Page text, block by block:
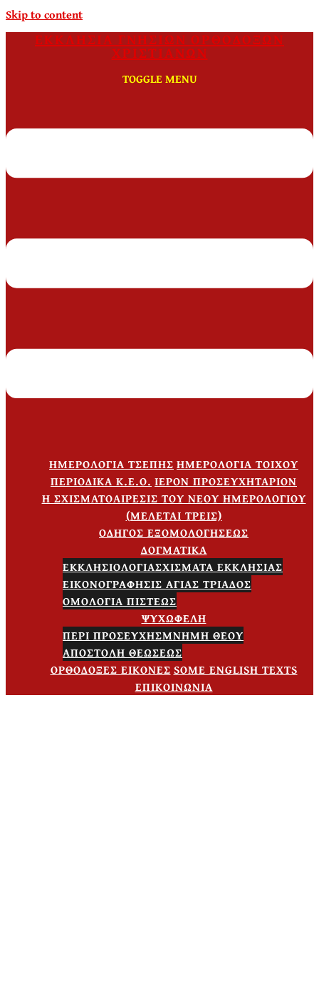
Skip to content
ΕΚΚΛΗΣΙΑ ΓΝΗΣΙΩΝ ΟΡΘΟΔΟΞΩΝ
ΧΡΙΣΤΙΑΝΩΝ
TOGGLE MENU
ΗΜΕΡΟΛΟΓΙΑ ΤΣΕΠΗΣ ΗΜΕΡΟΛΟΓΙΑ ΤΟΙΧΟΥ
ΠΕΡΙΟΔΙΚΑ Κ.Ε.Ο. ΙΕΡΟΝ ΠΡΟΣΕΥΧΗΤΑΡΙΟΝ
Η ΣΧΙΣΜΑΤΟΑΙΡΕΣΙΣ ΤΟΥ ΝΕΟΥ ΗΜΕΡΟΛΟΓΙΟΥ
(ΜΕΛΕΤΑΙ ΤΡΕΙΣ)
ΟΔΗΓΟΣ ΕΞΟΜΟΛΟΓΗΣΕΩΣ
ΔΟΓΜΑΤΙΚΑ
ΕΚΚΛΗΣΙΟΛΟΓΙΑΣΧΙΣΜΑΤΑ ΕΚΚΛΗΣΙΑΣ
ΕΙΚΟΝΟΓΡΑΦΗΣΙΣ ΑΓΙΑΣ ΤΡΙΑΔΟΣ
ΟΜΟΛΟΓΙΑ ΠΙΣΤΕΩΣ
ΨΥΧΩΦΕΛΗ
ΠΕΡΙ ΠΡΟΣΕΥΧΗΣΜΝΗΜΗ ΘΕΟΥ
ΑΠΟΣΤΟΛΗ ΘΕΩΣΕΩΣ
ΟΡΘΟΔΟΞΕΣ ΕΙΚΟΝΕΣ SOME ENGLISH TEXTS
ΕΠΙΚΟΙΝΩΝΙΑ